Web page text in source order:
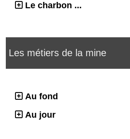
Le charbon ...
Les métiers de la mine
Au fond
Au jour